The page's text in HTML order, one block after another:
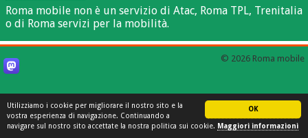
OK
Utilizziamo i cookie per migliorare il nostro sito e la
vostra esperienza di navigazione. Continuando a
navigare sul nostro sito accettate la nostra politica sui cookie. Maggiori informazioni
Roma mobile non è un servizio di Atac, Roma TPL, Trenitalia
o di Roma servizi per la mobilità.
© 2026 Roma mobile